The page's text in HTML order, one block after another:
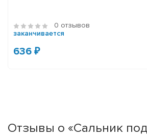
0 отзывов
заканчивается
636 ₽
Отзывы о «Сальник